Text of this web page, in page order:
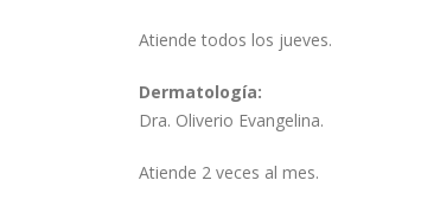
Atiende todos los jueves.
Dermatología:
Dra. Oliverio Evangelina.
Atiende 2 veces al mes.